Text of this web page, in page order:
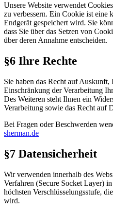
Unsere Website verwendet
zu verbessern. Ein Cookie ist eine
Endgerät gespeichert wird. Sie
dass Sie über das Setzen von
über deren Annahme entscheiden.
§6 Ihre Rechte
Sie haben das Recht auf
Einschränkung der Verarbeitung
Des Weiteren steht Ihnen ein
Verarbeitung sowie das Recht auf
Bei Fragen oder Beschwerden
sherman.de
§7 Datensicherheit
Wir verwenden innerhalb des
Verfahren (Secure Socket Layer)
höchsten Verschlüsselungsstufe,
wird.